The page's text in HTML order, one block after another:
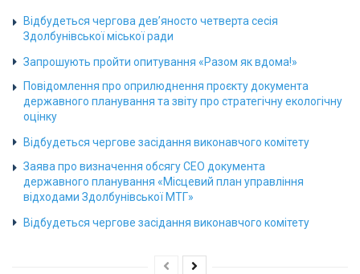
Відбудеться чергова дев’яносто четверта сесія
Здолбунівської міської ради
Запрошують пройти опитування «Разом як вдома!»
Повідомлення про оприлюднення проєкту документа
державного планування та звіту про стратегічну екологічну
оцінку
Відбудеться чергове засідання виконавчого комітету
Заява про визначення обсягу СЕО документа
державного планування «Місцевий план управління
відходами Здолбунівської МТГ»
Відбудеться чергове засідання виконавчого комітету